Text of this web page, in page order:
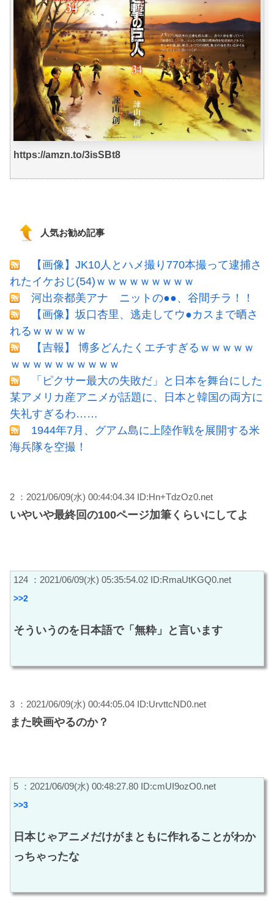
https://amzn.to/3isSBt8
人気お勧め記事
【画像】JK10人とハメ撮り770本撮って逮捕さ
れたイケおじ(54)ｗｗｗｗｗｗｗｗｗ
河出奈都美アナ ニットの●●、谷間チラ！！
【画像】坂口杏里、逃走してウ●カスまで晒さ
れるｗｗｗｗｗ
【吉報】 博多どんたくエチすぎるｗｗｗｗｗ
ｗｗｗｗｗｗｗｗｗｗ
「ピクサー最大の失敗だ」と日本を舞台にした
某アメリカ産アニメが話題に、日本と韓国の両方に
失礼すぎるわ……
1944年7月、グアム島に上陸作戦を展開する米
海兵隊を空撮！
2 ：2021/06/09(水) 00:44:04.34 ID:Hn+TdzOz0.net
いやいや最終回の100ページ加筆くらいにしてよ
124 ：2021/06/09(水) 05:35:54.02 ID:RmaUtKGQ0.net
>>2
そういうのを日本語で「無粋」と言います
3 ：2021/06/09(水) 00:44:05.04 ID:UrvttcND0.net
また映画やるのか？
5 ：2021/06/09(水) 00:48:27.80 ID:cmUI9ozO0.net
>>3
日本じゃアニメだけがまともに作れることがわか
っちゃったな